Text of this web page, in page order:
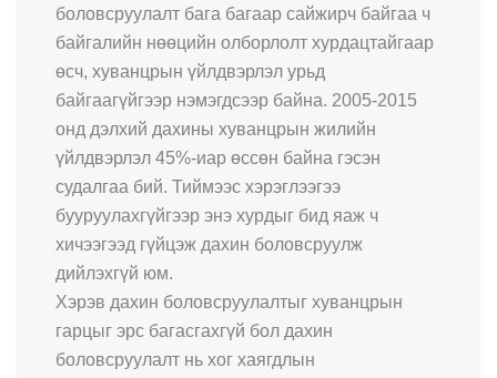
боловсруулалт бага багаар сайжирч байгаа ч
байгалийн нөөцийн олборлолт хурдацтайгаар
өсч, хуванцрын үйлдвэрлэл урьд
байгаагүйгээр нэмэгдсээр байна. 2005-2015
онд дэлхий дахины хуванцрын жилийн
үйлдвэрлэл 45%-иар өссөн байна гэсэн
судалгаа бий. Тиймээс хэрэглээгээ
бууруулахгүйгээр энэ хурдыг бид яаж ч
хичээгээд гүйцэж дахин боловсруулж
дийлэхгүй юм.
Хэрэв дахин боловсруулалтыг хуванцрын
гарцыг эрс багасгахгүй бол дахин
боловсруулалт нь хог хаягдлын